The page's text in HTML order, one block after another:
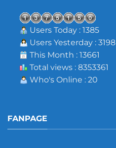
Users Today : 1385
Users Yesterday : 3198
This Month : 13661
Total views : 8353361
Who's Online : 20
FANPAGE